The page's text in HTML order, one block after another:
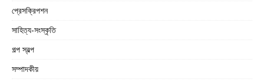
প্রেসক্রিপশন
সাহিত্য-সংস্কৃতি
গল্প স্বল্প
সম্পাদকীয়